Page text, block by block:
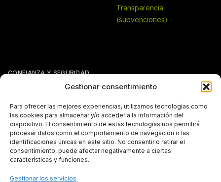
Gestionar consentimiento
Para ofrecer las mejores experiencias, utilizamos tecnologías como
las cookies para almacenar y/o acceder a la información del
dispositivo. El consentimiento de estas tecnologías nos permitirá
procesar datos como el comportamiento de navegación o las
identificaciones únicas en este sitio. No consentir o retirar el
consentimiento, puede afectar negativamente a ciertas
características y funciones.
Gestionar los servicios
Transparencia
(subvenciones)
CONFIANZA Y SEGURIDAD
Si tienes otra forma de pago pactada con Pergal (giro, transferencia,
etc.), puedes seguir usándola con normalidad.
TRANSPARENCIA